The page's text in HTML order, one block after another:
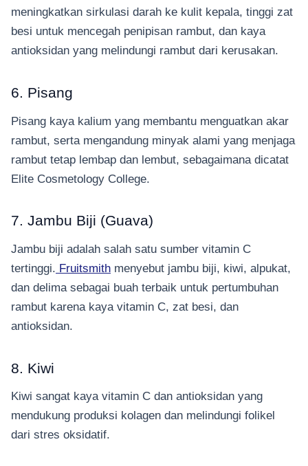
meningkatkan sirkulasi darah ke kulit kepala, tinggi zat
besi untuk mencegah penipisan rambut, dan kaya
antioksidan yang melindungi rambut dari kerusakan.
6. Pisang
Pisang kaya kalium yang membantu menguatkan akar
rambut, serta mengandung minyak alami yang menjaga
rambut tetap lembap dan lembut, sebagaimana dicatat
Elite Cosmetology College.
7. Jambu Biji (Guava)
Jambu biji adalah salah satu sumber vitamin C
tertinggi. Fruitsmith menyebut jambu biji, kiwi, alpukat,
dan delima sebagai buah terbaik untuk pertumbuhan
rambut karena kaya vitamin C, zat besi, dan
antioksidan.
8. Kiwi
Kiwi sangat kaya vitamin C dan antioksidan yang
mendukung produksi kolagen dan melindungi folikel
dari stres oksidatif.